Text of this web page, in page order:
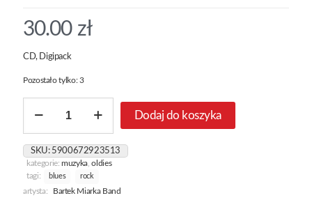
30.00 zł
CD, Digipack
Pozostało tylko: 3
Bartek
Band
Dodaj do koszyka
SKU: 5900672923513
kategorie:muzyka ,oldies
tagi:
blues rock
artysta:
Bartek Miarka Band